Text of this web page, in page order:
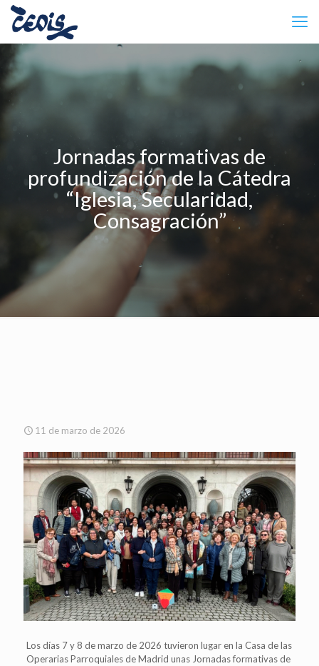
Jornadas formativas de
profundización de la Cátedra
“Iglesia, Secularidad,
Consagración”
11 de marzo de 2026
Los días 7 y 8 de marzo de 2026 tuvieron lugar en la Casa de las
Operarias Parroquiales de Madrid unas Jornadas formativas de